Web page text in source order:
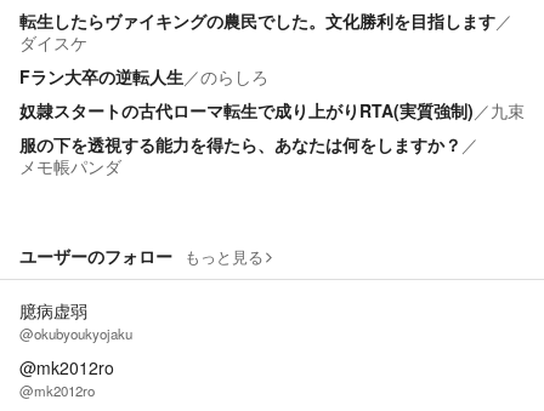
転生したらヴァイキングの農民でした。文化勝利を目指します／
ダイスケ
Fラン大卒の逆転人生／のらしろ
奴隷スタートの古代ローマ転生で成り上がりRTA(実質強制)／九束
服の下を透視する能力を得たら、あなたは何をしますか？ ／
メモ帳パンダ
ユーザーのフォロー もっと見る
臆病虚弱
@okubyoukyojaku
@mk2012ro
@mk2012ro